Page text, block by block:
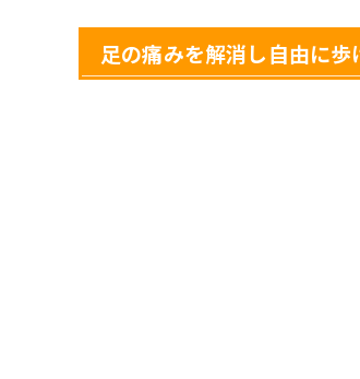
足の痛みを解消し自由に